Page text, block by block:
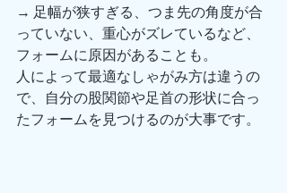
→ 足幅が狭すぎる、つま先の角度が合
っていない、重心がズレているなど、
フォームに原因があることも。
人によって最適なしゃがみ方は違うの
で、自分の股関節や足首の形状に合っ
たフォームを見つけるのが大事です。